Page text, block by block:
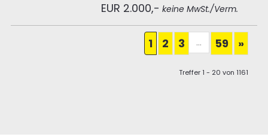
EUR 2.000,- keine MwSt./Verm.
1 2 3 ... 59 »
Treffer 1 - 20 von 1161